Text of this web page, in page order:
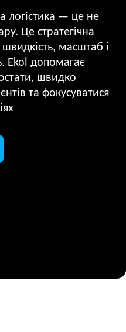
логістика — це не
Це стратегічна
масштаб і
Ekol допомагає
швидко
та фокусуватися